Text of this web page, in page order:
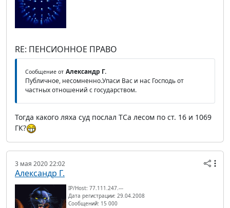
RE: ПЕНСИОННОЕ ПРАВО
Сообщение от Александр Г.
Публичное, несомненно.Упаси Вас и нас Господь от
частных отношений с государством.
Тогда какого ляха суд послал ТСа лесом по ст. 16 и 1069
ГК?
3 мая 2020 22:02
Александр Г.
IP/Host: 77.111.247.---
Дата регистрации: 29.04.2008
Сообщений: 15 000